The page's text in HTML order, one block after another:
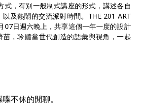
式，有別一般制式講座的形式，講述各自
及熱鬧的交流派對時間。THE 201 ART
07日週六晚上，共享這個一年一度的設計
，聆聽當世代創造的語彙與視角，一起
不休的閒聊。